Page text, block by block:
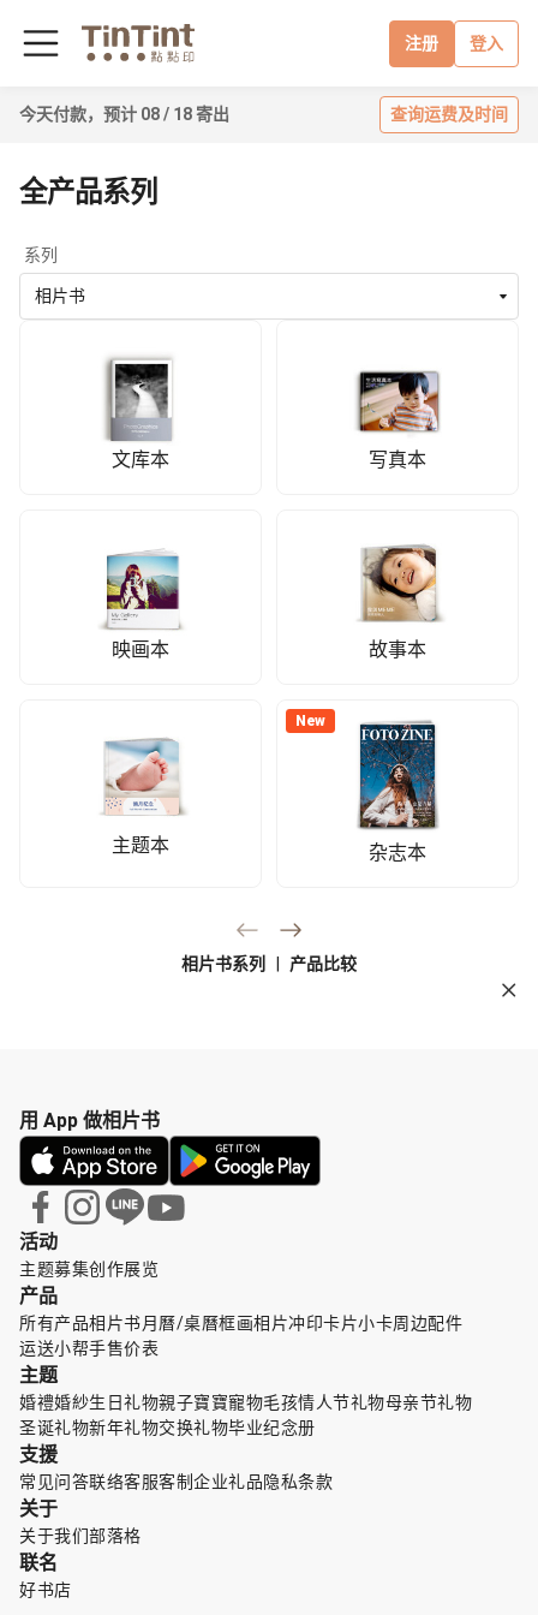
注册 登入
今天付款，预计 08 / 18 寄出 查询运费及时间
全产品系列
系列
相片书
文库本 写真本
映画本 故事本
主题本 New
杂志本
相片书系列 产品比较
活动
主题募集创作展览
产品
所有产品相片书月曆/桌曆框画相片冲印卡片小卡周边配件
运送小帮手售价表
主题
婚禮婚紗生日礼物親子寶寶寵物毛孩情人节礼物母亲节礼物
圣诞礼物新年礼物交换礼物毕业纪念册
支援
常见问答联络客服客制企业礼品隐私条款
关于
关于我们部落格
联名
好书店
用 App 做相片书